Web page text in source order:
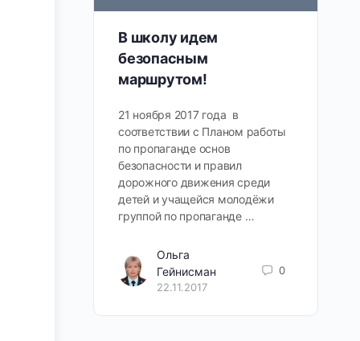
В школу идем
безопасным
маршрутом!
21 ноября 2017 года в
соответствии с Планом работы
по пропаганде основ
безопасности и правил
дорожного движения среди
детей и учащейся молодёжи
группой по пропаганде …
Ольга
Гейнисман
22.11.2017
0